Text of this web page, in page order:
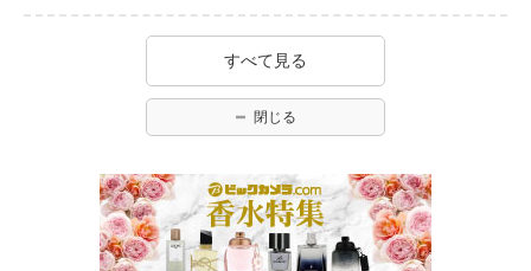
すべて見る
閉じる